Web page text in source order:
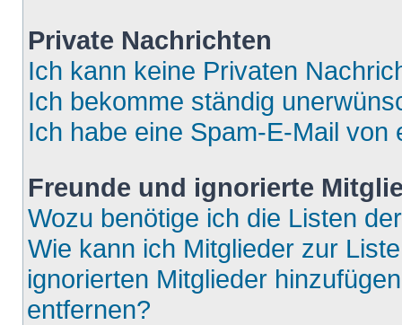
Private Nachrichten
Ich kann keine Privaten
Ich bekomme ständig
Ich habe eine Spam-E-Mail
Freunde und ignorierte
Wozu benötige ich die Listen
Wie kann ich Mitglieder zur
ignorierten Mitglieder
entfernen?